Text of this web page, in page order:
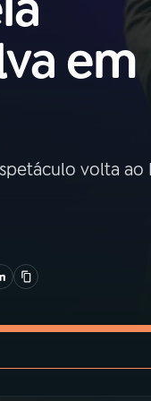
em
volta ao